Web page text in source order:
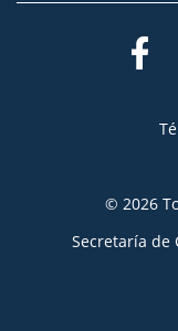
© 2026
Secretaría de